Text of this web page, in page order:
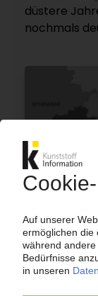
düstere
nochmals